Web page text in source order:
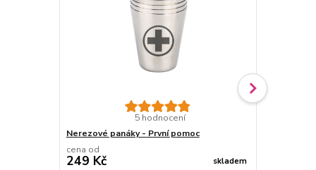
5 hodnocení
Nerezové panáky - První pomoc
cena od
249 Kč skladem